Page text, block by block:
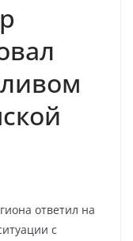
ответил на
с